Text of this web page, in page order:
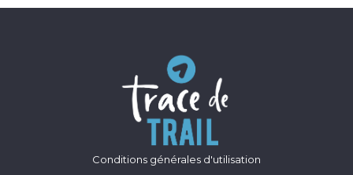
Conditions générales d'utilisation